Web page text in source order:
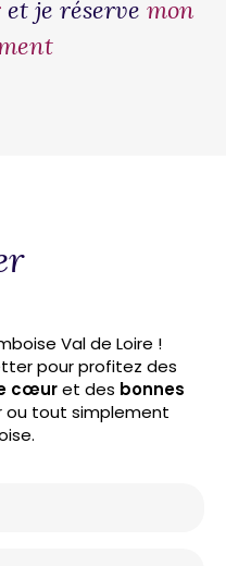
et je réserve mon
Val de Loire !
pour profitez des
cœuret des bonnes
ou tout simplement